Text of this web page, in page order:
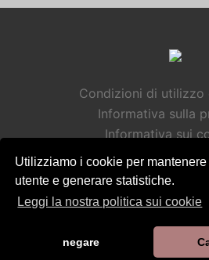
Utilizziamo i cookie per
utente e generare statistiche.
Leggi la nostra politica sui cookie
negare
Condizioni di utilizzo
Informativa sulla
Informativa sui
Politica sulla sicurezza
Aiuto /